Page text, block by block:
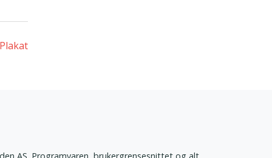
Plakat